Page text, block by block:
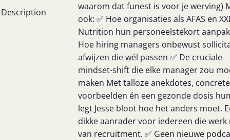
Description
waarom dat funest is voor je werving)
ook: ✅ Hoe organisaties als AFAS en
Nutrition hun personeelstekort
Hoe hiring managers onbewust
afwijzen die wél passen ✅ De cruciale
mindset-shift die elke manager zou
maken Met talloze anekdotes, concrete
voorbeelden én een gezonde dosis
legt Jesse bloot hoe het anders moet.
dikke aanrader voor iedereen die werk
van recruitment. ✅ Geen nieuwe